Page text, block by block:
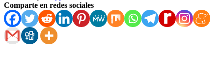
Comparte en redes sociales